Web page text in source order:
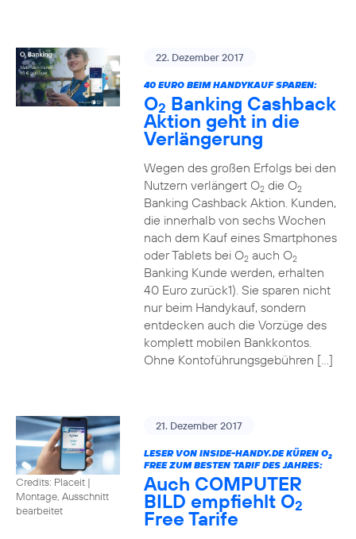
22. Dezember 2017
40 EURO BEIM HANDYKAUF SPAREN:
O2 Banking Cashback
Aktion geht in die
Verlängerung
Wegen des großen Erfolgs bei den
Nutzern verlängert O2die O2
Banking Cashback Aktion. Kunden,
die innerhalb von sechs Wochen
nach dem Kauf eines Smartphones
oder Tablets bei O2auch O2
Banking Kunde werden, erhalten
40 Euro zurück1). Sie sparen nicht
nur beim Handykauf, sondern
entdecken auch die Vorzüge des
komplett mobilen Bankkontos.
Ohne Kontoführungsgebühren […]
Credits: Placeit |
Montage, Ausschnitt
bearbeitet
21. Dezember 2017
LESER VON INSIDE-HANDY.DE KÜREN O2
FREE ZUM BESTEN TARIF DES JAHRES:
Auch COMPUTER
BILD empfiehlt O2
Free Tarife